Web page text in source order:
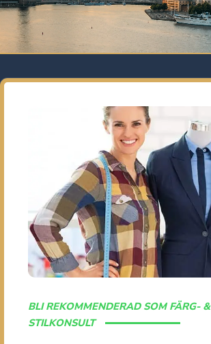
BLI REKOMMENDERAD SOM FÄRG- &
STILKONSULT